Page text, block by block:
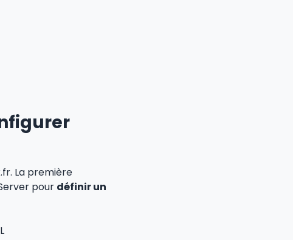
La première
pour définir un